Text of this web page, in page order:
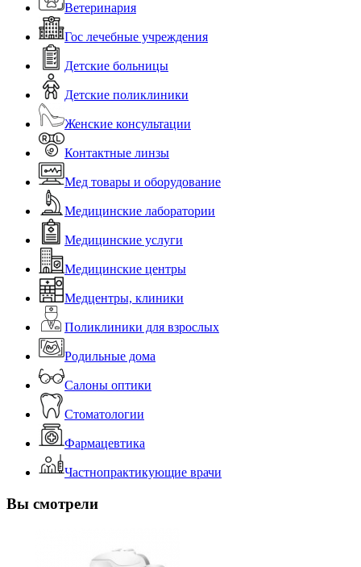
Ветеринария
Гос лечебные учреждения
Детские больницы
Детские поликлиники
Женские консультации
Контактные линзы
Мед товары и оборудование
Медицинские лаборатории
Медицинские услуги
Медицинские центры
Медцентры, клиники
Поликлиники для взрослых
Родильные дома
Салоны оптики
Стоматологии
Фармацевтика
Частнопрактикующие врачи
Вы смотрели